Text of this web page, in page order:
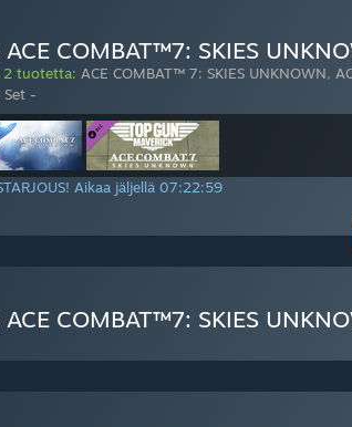
COMBAT™7: SKIES
2 tuotetta: ACE COMBAT™ 7: SKIES UNKNOWN,
-
Aikaa jäljellä 07:22:58
COMBAT™7: SKIES